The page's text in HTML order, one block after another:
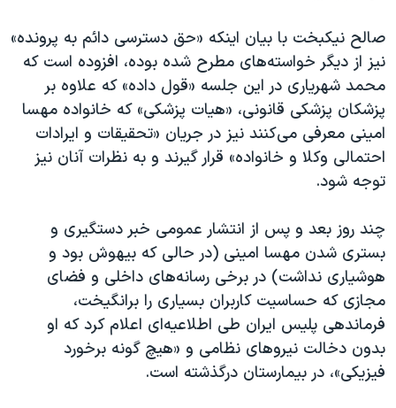
صالح نیکبخت با بیان اینکه «حق دسترسی دائم به پرونده»
نیز از دیگر خواسته‌های مطرح شده بوده، افزوده است که
محمد شهریاری در این جلسه «قول داده» که علاوه بر
پزشکان پزشکی قانونی، «هیات پزشکی» که خانواده مهسا
امینی معرفی می‌کنند نیز در جریان «تحقیقات و ایرادات
احتمالی وکلا و خانواده» قرار گیرند و به نظرات آنان نیز
توجه شود.
چند روز بعد و پس از انتشار عمومی خبر دستگیری و
بستری شدن مهسا امینی (در حالی که بیهوش بود و
هوشیاری نداشت) در برخی رسانه‌های داخلی و فضای
مجازی که حساسیت کاربران بسیاری را برانگیخت،
فرماندهی پلیس ایران طی اطلاعیه‌ای اعلام کرد که او
بدون دخالت نیروهای نظامی و «هیچ گونه برخورد
فیزیکی»، در بیمارستان درگذشته است.